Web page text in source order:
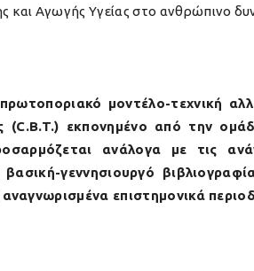
Αγωγής Υγείας στο ανθρώπινο
μοντέλο-τεχνική
(C.B.T.) εκπονημένο από την
ανάλογα με τις
γεννησιουργό
επιστημονικά